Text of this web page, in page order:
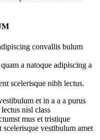
convallis bulum
a natoque adipiscing a
scelerisque nibh lectus.
et in a a a purus
nisl class
mus et tristique
vestibulum amet